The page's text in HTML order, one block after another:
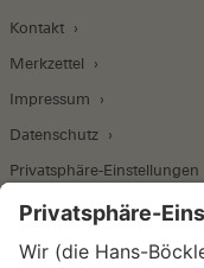
Kontakt
Merkzettel
Impressum
Datenschutz
Privatsphäre-Einstellungen